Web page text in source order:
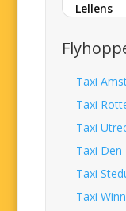
Lellens
Taxi
Taxi
Taxi
Taxi
Taxi
Taxi